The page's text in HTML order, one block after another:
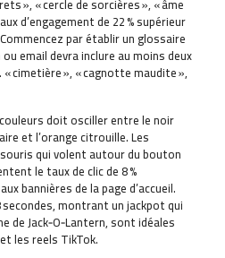
», « cercle de sorcières », « âme
d’engagement de 22 % supérieur
par établir un glossaire
email devra inclure au moins deux
cimetière », « cagnotte maudite »,
doit osciller entre le noir
et l’orange citrouille. Les
qui volent autour du bouton
le taux de clic de 8 %
bannières de la page d’accueil.
montrant un jackpot qui
de Jack‑O‑Lantern, sont idéales
les reels TikTok.